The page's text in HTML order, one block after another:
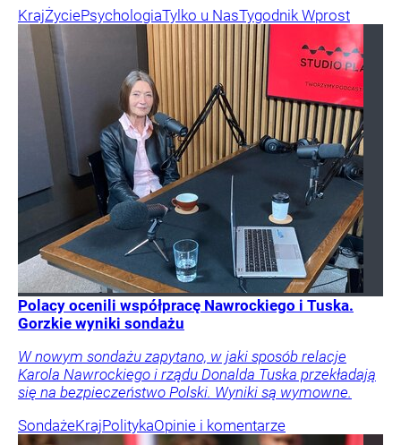
KrajŻyciePsychologiaTylko u NasTygodnik Wprost
Polacy ocenili współpracę Nawrockiego i Tuska.
Gorzkie wyniki sondażu
W nowym sondażu zapytano, w jaki sposób relacje
Karola Nawrockiego i rządu Donalda Tuska przekładają
się na bezpieczeństwo Polski. Wyniki są wymowne.
SondażeKrajPolitykaOpinie i komentarze